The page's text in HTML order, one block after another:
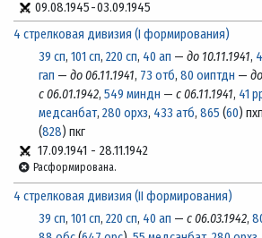
09.08.1945-03.09.1945
4 стрелковая дивизия (I формирования)
39 сп, 101 сп, 220 сп, 40 ап — до 10.11.1941,
гап — до 06.11.1941, 73 отб, 80 оиптдн —
с 06.01.1942, 549 миндн — с 06.11.1941, 41
медсанбат, 280 орхз, 433 атб, 865 (60)
(828) пкг
17.09.1941 - 28.11.1942
Расформирована.
4 стрелковая дивизия (II формирования)
39 сп, 101 сп, 220 сп, 40 ап — с 06.03.1942,